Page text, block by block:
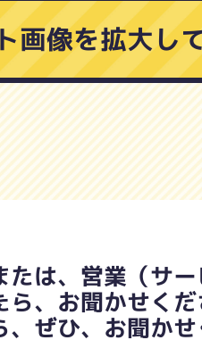
画像を拡大し
は、営業（サ
ら、お聞かせく
ぜひ、お聞かせ